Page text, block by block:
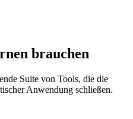
brauchen
Suite von Tools, die die
Anwendung schließen.